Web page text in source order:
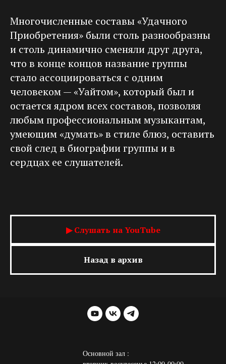
Многочисленные составы «Удачного
Приобретения» были столь разнообразны
и столь динамично сменяли друг друга,
что в конце концов название группы
стало ассоциироваться с одним
человеком — «Уайтом», который был и
остается ядром всех составов, позволяя
любым профессиональным музыкантам,
умеющим «думать» в стиле блюз, оставить
свой след в биографии группы и в
сердцах ее слушателей.
▶ Слушать на YouTube
Назад в архив
Основной зал :